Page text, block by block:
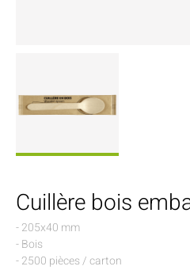
Cuillère bois
- 205x40 mm
- Bois
- 2500 pièces / carton